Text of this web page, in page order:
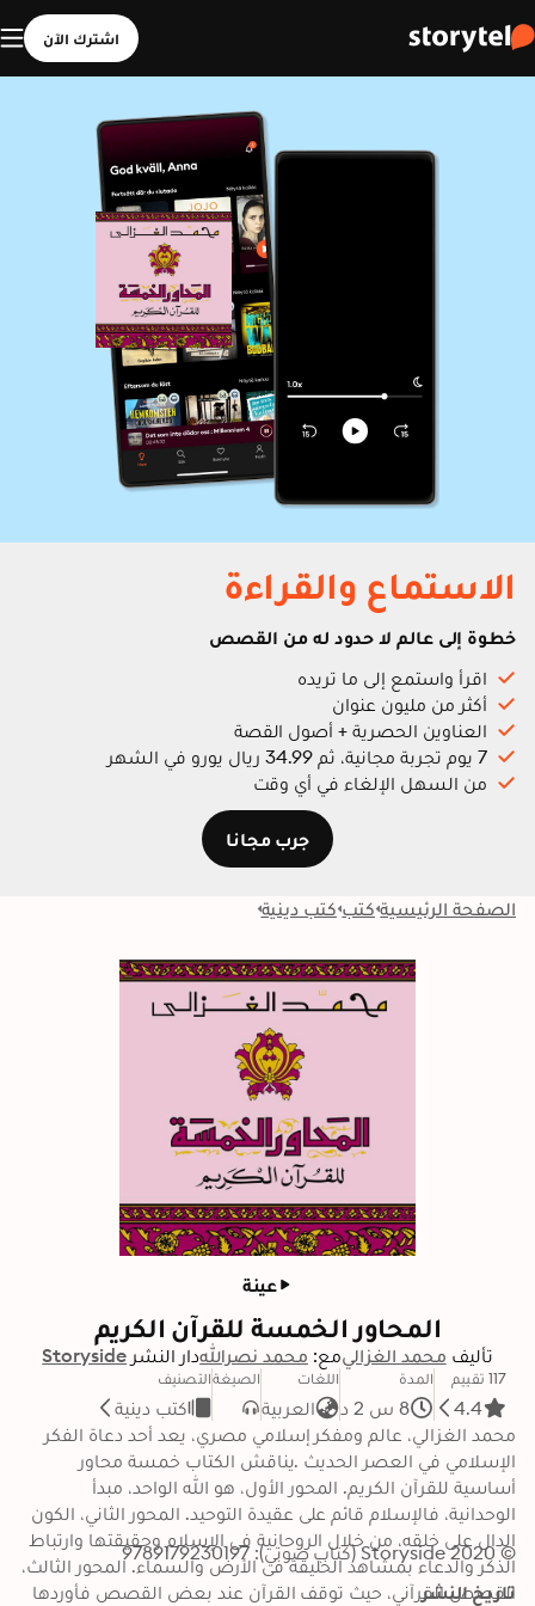
اشترك الآن
الاستماع والقراءة
خطوة إلى عالم لا حدود له من القصص
اقرأ واستمع إلى ما تريده
أكثر من مليون عنوان
العناوين الحصرية + أصول القصة
7 يوم تجربة مجانية، ثم 34.99 ريال يورو في الشهر
من السهل الإلغاء في أي وقت
جرب مجانا
الصفحة الرئيسية كتب كتب دينية
عينة
المحاور الخمسة للقرآن الكريم
تأليف محمد الغزاليمع: محمد نصراللهدار النشر Storyside
117 تقييم
4.4
المدة
8 س 2 د
اللغات
العربية
الصيغةالتصنيف
كتب دينية
الدال على خلقه، من خلال الروحانية فى الإسلام وحقيقتها وارتباط
© 2020 Storyside (كتاب صوتي): 9789179230197
تاريخ النشر